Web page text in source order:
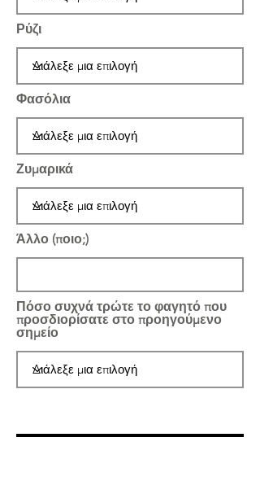
Ρύζι
Φασόλια
Ζυμαρικά
Άλλο (ποιο;)
Πόσο συχνά τρώτε το φαγητό που
προσδιορίσατε στο προηγούμενο
σημείο